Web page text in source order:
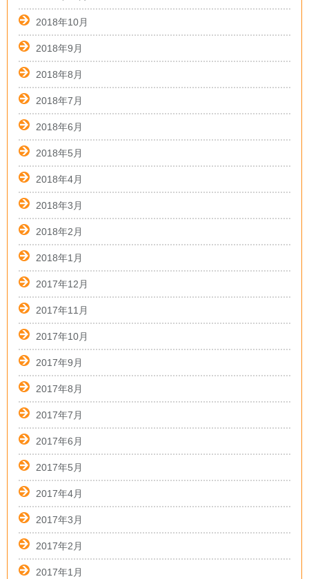
2018年10月
2018年9月
2018年8月
2018年7月
2018年6月
2018年5月
2018年4月
2018年3月
2018年2月
2018年1月
2017年12月
2017年11月
2017年10月
2017年9月
2017年8月
2017年7月
2017年6月
2017年5月
2017年4月
2017年3月
2017年2月
2017年1月